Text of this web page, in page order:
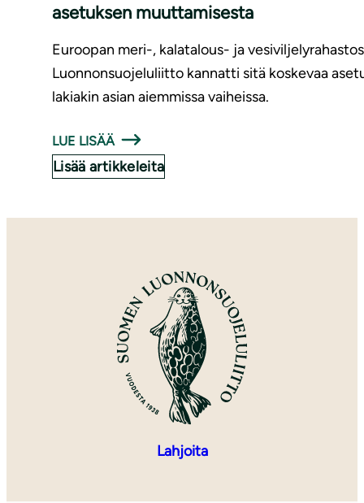
asetuksen muuttamisesta
Euroopan meri-, kalatalous- ja
Luonnonsuojeluliitto kannatti sitä koskevaa
lakiakin asian aiemmissa vaiheissa.
LUE LISÄÄ
Lisää artikkeleita
Lahjoita